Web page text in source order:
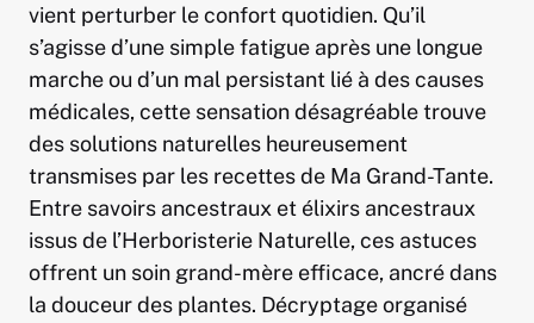
vient perturber le confort quotidien. Qu’il
s’agisse d’une simple fatigue après une longue
marche ou d’un mal persistant lié à des causes
médicales, cette sensation désagréable trouve
des solutions naturelles heureusement
transmises par les recettes de Ma Grand-Tante.
Entre savoirs ancestraux et élixirs ancestraux
issus de l’Herboristerie Naturelle, ces astuces
offrent un soin grand-mère efficace, ancré dans
la douceur des plantes. Décryptage organisé